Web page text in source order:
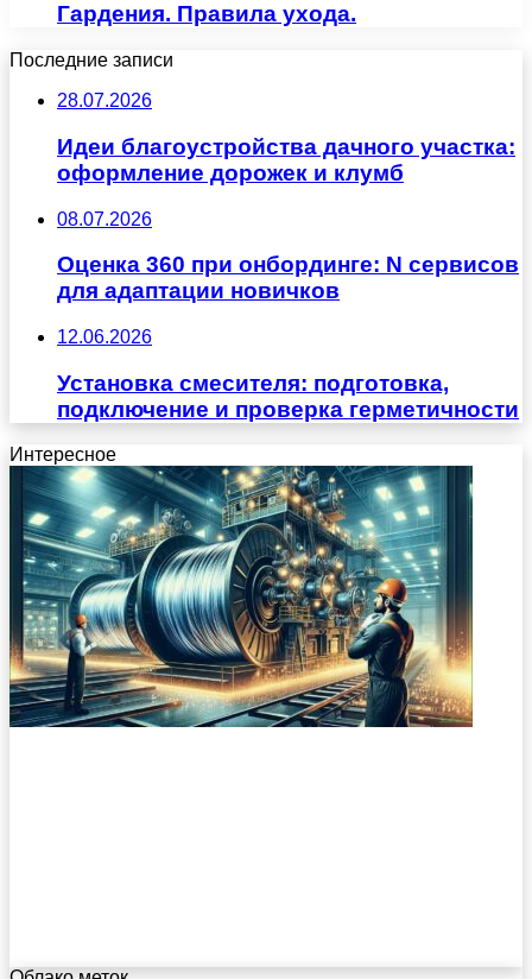
Гардения. Правила ухода.
Последние записи
28.07.2026
Идеи благоустройства дачного участка:
оформление дорожек и клумб
08.07.2026
Оценка 360 при онбординге: N сервисов
для адаптации новичков
12.06.2026
Установка смесителя: подготовка,
подключение и проверка герметичности
Интересное